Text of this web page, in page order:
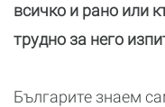
всичко и рано или
трудно за него
Българите знаем